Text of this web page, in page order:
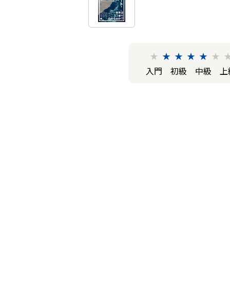
★ ★ ★ ★ ★ ★
入門
初級 中級